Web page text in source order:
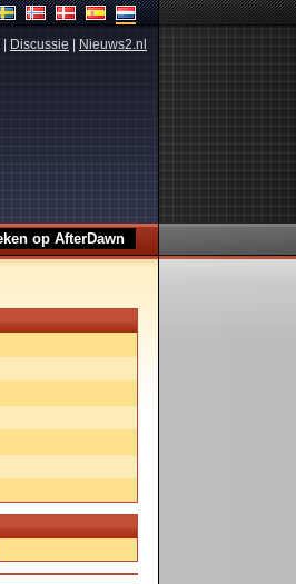
Discussie Nieuws2.nl